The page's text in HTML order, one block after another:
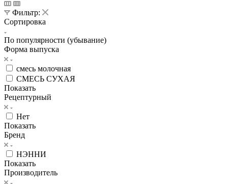
Фильтр:
Сортировка
По популярности (убывание)
Форма выпуска
смесь молочная
СМЕСЬ СУХАЯ
Показать
Рецептурный
Нет
Показать
Бренд
НЭННИ
Показать
Производитель